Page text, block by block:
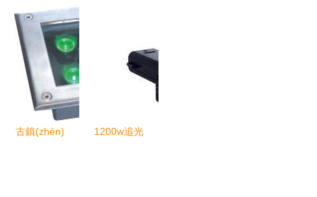
GFM-38產
品在照明器
具中的應用
解析
——專注
LED戶外照
路燈制造
古鎮(zhèn)
1200w追光